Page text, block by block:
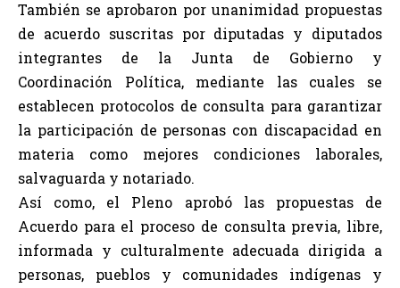
También se aprobaron por unanimidad propuestas
de acuerdo suscritas por diputadas y diputados
integrantes de la Junta de Gobierno y
Coordinación Política, mediante las cuales se
establecen protocolos de consulta para garantizar
la participación de personas con discapacidad en
materia como mejores condiciones laborales,
salvaguarda y notariado.
Así como, el Pleno aprobó las propuestas de
Acuerdo para el proceso de consulta previa, libre,
informada y culturalmente adecuada dirigida a
personas, pueblos y comunidades indígenas y